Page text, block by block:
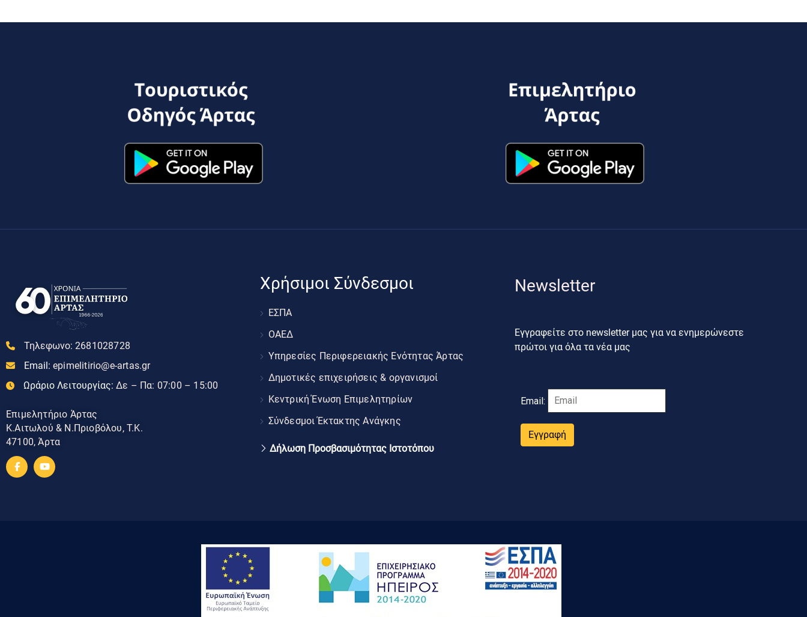
Τηλεφωνο: 2681028728
Email: epimelitirio@e-artas.gr
Ωράριο Λειτουργίας: Δε – Πα: 07:00 – 15:00
Επιμελητήριο Άρτας
Κ.Αιτωλού & Ν.Πριοβόλου, Τ.Κ.
47100, Άρτα
Χρήσιμοι Σύνδεσμοι
ΕΣΠΑ
ΟΑΕΔ
Υπηρεσίες Περιφερειακής Ενότητας Άρτας
Δημοτικές επιχειρήσεις & οργανισμοί
Κεντρική Ένωση Επιμελητηρίων
Σύνδεσμοι Έκτακτης Ανάγκης
Δήλωση Προσβασιμότητας Ιστοτόπου
Newsletter
Εγγραφείτε στο newsletter μας για να ενημερώνεστε
πρώτοι για όλα τα νέα μας
Email:
Εγγραφή